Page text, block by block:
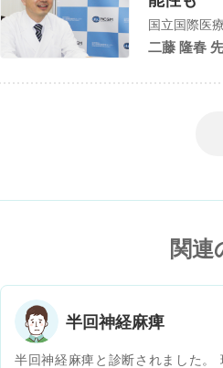
国立国際医
二藤 隆春
関連
半回神経麻痺
半回神経麻痺と診断されました。